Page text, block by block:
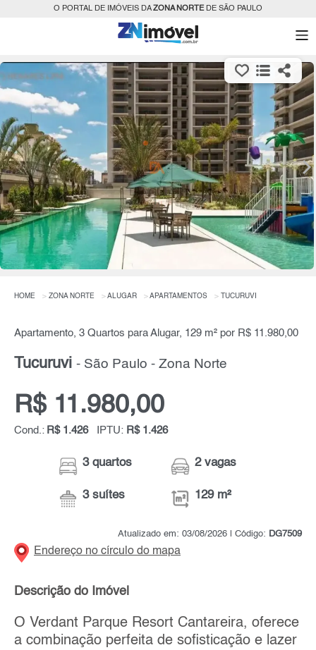
O PORTAL DE IMÓVEIS DAZONA NORTEDE SÃO PAULO
HOME ZONA NORTE ALUGAR APARTAMENTOS TUCURUVI
Apartamento, 3 Quartos para Alugar, 129 m² por R$ 11.980,00
Tucuruvi - São Paulo - Zona Norte
R$ 11.980,00
Cond.: R$ 1.426 IPTU: R$ 1.426
3 quartos
3 suítes
2 vagas
129 m²
Atualizado em: 03/08/2026 | Código: DG7509
Endereço no círculo do mapa
Descrição do Imóvel
O Verdant Parque Resort Cantareira, oferece
a combinação perfeita de sofisticação e lazer